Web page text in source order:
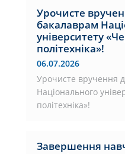
Урочисте
бакалаврам
університету
політехніка»!
06.07.2026
Урочисте вручення
Національного
політехніка»!
Завершення